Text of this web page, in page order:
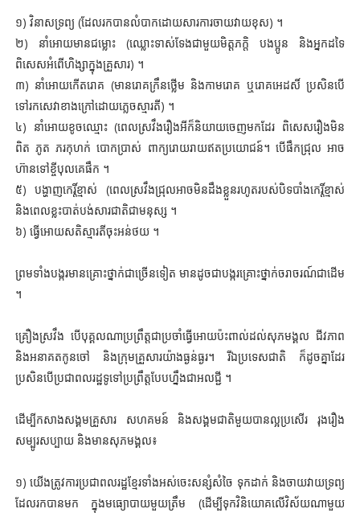
១) វិនាសទ្រព្យ (ដែលរកបានលំបាកដោយសារការចាយវាយខុស) ។
២) នាំអោយមានជម្លោះ (ឈ្លោះទាស់ទែងជាមួយមិត្តភក្តិ បងប្អូន និងអ្នកដទៃ
ពិសេសអំពើហិង្សាក្នុងគ្រួសារ) ។
៣) នាំអោយកើតរោគ (មានរោគក្រឹនថ្លើម និងកាមរោគ ឬរោគអេដសិ៍ ប្រសិនបើ
ទៅរកសេវាខាងក្រៅដោយភ្លេចស្មារតី) ។
៤) នាំអោយខូចឈ្មោះ (ពេលស្រវឹងរឿងអីក៏និយាយចេញមកដែរ ពិសេសរឿងមិន
ពិត ភូត ភរកុហក់ បោកប្រាស់ ពាក្យរោយរាយឥតប្រយោជន៍។ បើផឹកជ្រុល អាច
ហ៊ានទៅខ្ចីបុលគេផឹក ។
៥) បង្ហាញកេរ្តិ៍ខ្មាស់ (ពេលស្រវឹងជ្រុលអាចមិនដឹងខ្លួនរហូតរបស់បិទបាំងកេរ្តិ៍ខ្មាស់
និងពេលខ្លះបាត់បង់សារជាតិជាមនុស្ស ។
៦) ធ្វើអោយសតិស្មារតីចុះអន់ថយ ។
ព្រមទាំងបង្ករមានគ្រោះថ្នាក់ជាច្រើនទៀត មានដូចជាបង្ករគ្រោះថ្នាក់ចរាចរណ៍ជាដើម
។
គ្រឿងស្រវឹង បើបុគ្គលណាប្រព្រឹត្តជាប្រចាំធ្វើអោយប៉ះពាល់ដល់សុភមង្គល ជីវភាព
និងអនាគតកូនចៅ និងក្រុមគ្រួសារយ៉ាងធ្ងន់ធ្ងរ។ រីឯប្រទេសជាតិ ក៏ដូចគ្នាដែរ
ប្រសិនបើប្រជាពលរដ្ឋទូទៅប្រព្រឹត្តបែបហ្នឹងជាអលជ្ជី ។
ដើម្បីកសាងសង្គមគ្រួសារ សហគមន៍ និងសង្គមជាតិមួយបានល្អប្រសើរ រុងរឿង
សម្បូរសប្បាយ និងមានសុភមង្គល៖
១) យើងត្រូវការប្រជាពលរដ្ឋខ្មែរទាំងអស់ចេះសន្សំសំចៃ ទុកដាក់ និងចាយវាយទ្រព្យ
ដែលរកបានមក ក្នុងមធ្យោបាយមួយត្រឹម (ដើម្បីទុកវិនិយោគលើវិស័យណាមួយ